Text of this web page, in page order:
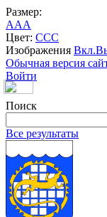
Размер:
AAA
Цвет: CCC
Изображения Вкл.
Обычная версия
Войти
Поиск
Все результаты